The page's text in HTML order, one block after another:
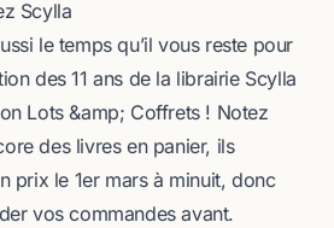
Scylla
le temps qu’il vous reste pour
des 11 ans de la librairie Scylla
Lots &amp; Coffrets! Notez
des livres en panier, ils
prix le 1er mars à minuit, donc
vos commandes avant.